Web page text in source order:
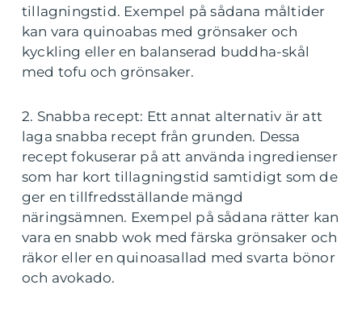
tillagningstid. Exempel på sådana måltider
kan vara quinoabas med grönsaker och
kyckling eller en balanserad buddha-skål
med tofu och grönsaker.
2. Snabba recept: Ett annat alternativ är att
laga snabba recept från grunden. Dessa
recept fokuserar på att använda ingredienser
som har kort tillagningstid samtidigt som de
ger en tillfredsställande mängd
näringsämnen. Exempel på sådana rätter kan
vara en snabb wok med färska grönsaker och
räkor eller en quinoasallad med svarta bönor
och avokado.